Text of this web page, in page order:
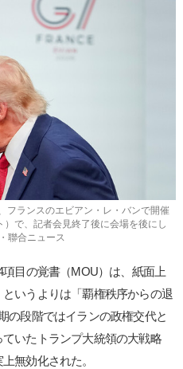
フランスのエビアン・レ・バンで開催
で、記者会見終了後に会場を後にし
聯合ニュース
目の覚書（MOU）は、紙面上
いうよりは「覇権秩序からの退
の段階ではイランの政権交代と
いたトランプ大統領の大戦略
無効化された。